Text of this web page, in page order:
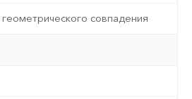
совпадения